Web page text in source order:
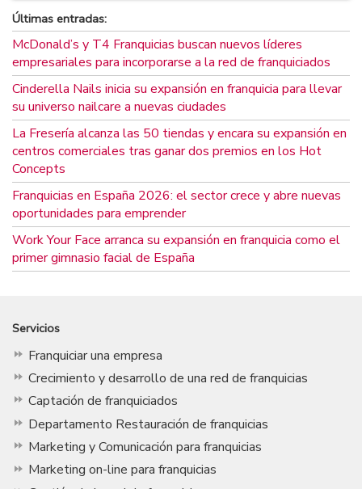
Últimas entradas:
McDonald’s y T4 Franquicias buscan nuevos líderes
empresariales para incorporarse a la red de franquiciados
Cinderella Nails inicia su expansión en franquicia para llevar
su universo nailcare a nuevas ciudades
La Fresería alcanza las 50 tiendas y encara su expansión en
centros comerciales tras ganar dos premios en los Hot
Concepts
Franquicias en España 2026: el sector crece y abre nuevas
oportunidades para emprender
Work Your Face arranca su expansión en franquicia como el
primer gimnasio facial de España
Servicios
Franquiciar una empresa
Crecimiento y desarrollo de una red de franquicias
Captación de franquiciados
Departamento Restauración de franquicias
Marketing y Comunicación para franquicias
Marketing on-line para franquicias